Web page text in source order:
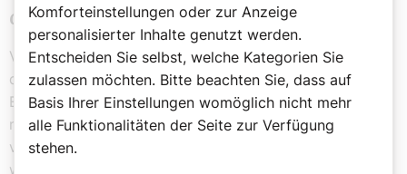
der Nacht"
Vielleicht schaffen es junge Christen ja, das Projekt
dank der nun schulisch zu fördernden KI-Bildung zu
Ende zu bringen. Sie verstehen dann vielleicht nicht
mehr die vielen Lehnwörter, die wir dem Latein
verdanken, aber wozu sollten sie die auch brauchen,
wenn sie erstmals einen Campus betreten, dort die
Komforteinstellungen oder zur Anzeige
personalisierter Inhalte genutzt werden.
Entscheiden Sie selbst, welche Kategorien Sie
zulassen möchten. Bitte beachten Sie, dass auf
Basis Ihrer Einstellungen womöglich nicht mehr
alle Funktionalitäten der Seite zur Verfügung
stehen.